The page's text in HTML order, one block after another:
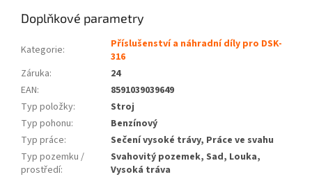
Doplňkové parametry
Kategorie:
Příslušenství a náhradní díly pro DSK-
316
Záruka:
24
EAN:
8591039039649
Typ položky:
Stroj
Typ pohonu:
Benzínový
Typ práce:
Sečení vysoké trávy, Práce ve svahu
Typ pozemku /
prostředí:
Svahovitý pozemek, Sad, Louka,
Vysoká tráva